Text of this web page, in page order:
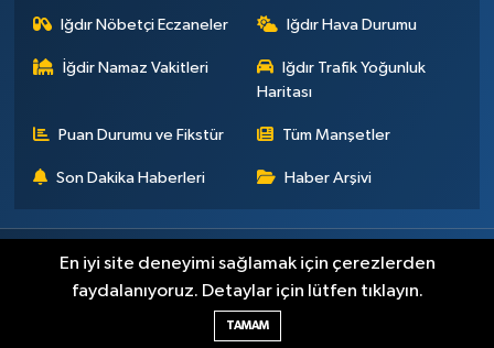
Iğdır Nöbetçi Eczaneler Iğdır Hava Durumu
İğdir Namaz Vakitleri
Iğdır Trafik Yoğunluk
Haritası
Puan Durumu ve Fikstür Tüm Manşetler
Son Dakika Haberleri Haber Arşivi
Künye İletişim Çerez Politikası Gizlilik ilkeleri
Haber Yazılımı:
En iyi site deneyimi sağlamak için çerezlerden
faydalanıyoruz. Detaylar için lütfen tıklayın.
TAMAM